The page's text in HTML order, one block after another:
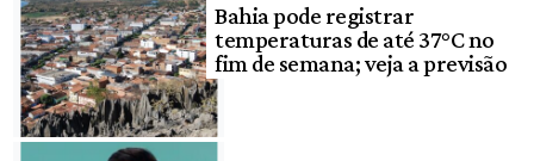
Bahia pode registrar
temperaturas de até 37°C no
fim de semana; veja a previsão